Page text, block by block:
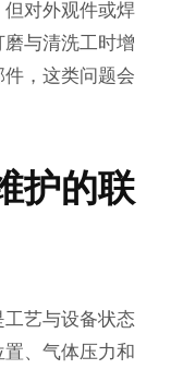
对外观件或焊
与清洗工时增
，这类问题会
护的联
艺与设备状态
、气体压力和